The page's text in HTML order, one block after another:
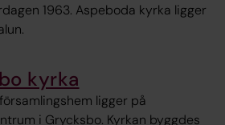
1963. Aspeboda kyrka ligger
kyrka
ligger på
i Grycksbo. Kyrkan byggdes